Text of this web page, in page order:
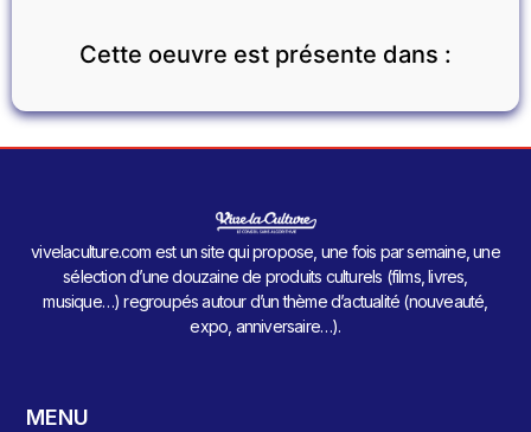
Cette oeuvre est présente dans :
vivelaculture.com est un site qui propose, une fois par semaine, une
sélection d’une douzaine de produits culturels (films, livres,
musique…) regroupés autour d’un thème d’actualité (nouveauté,
expo, anniversaire…).
MENU